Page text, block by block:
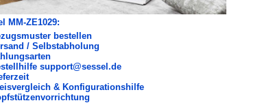
MM-ZE1029:
bestellen
/ Selbstabholung
support@sessel.de
& Konfigurationshilfe